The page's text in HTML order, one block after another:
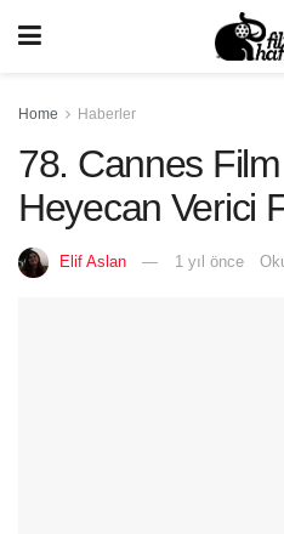
Home Haberler
78. Cannes
Heyecan Verici
Elif Aslan 1 yıl önce